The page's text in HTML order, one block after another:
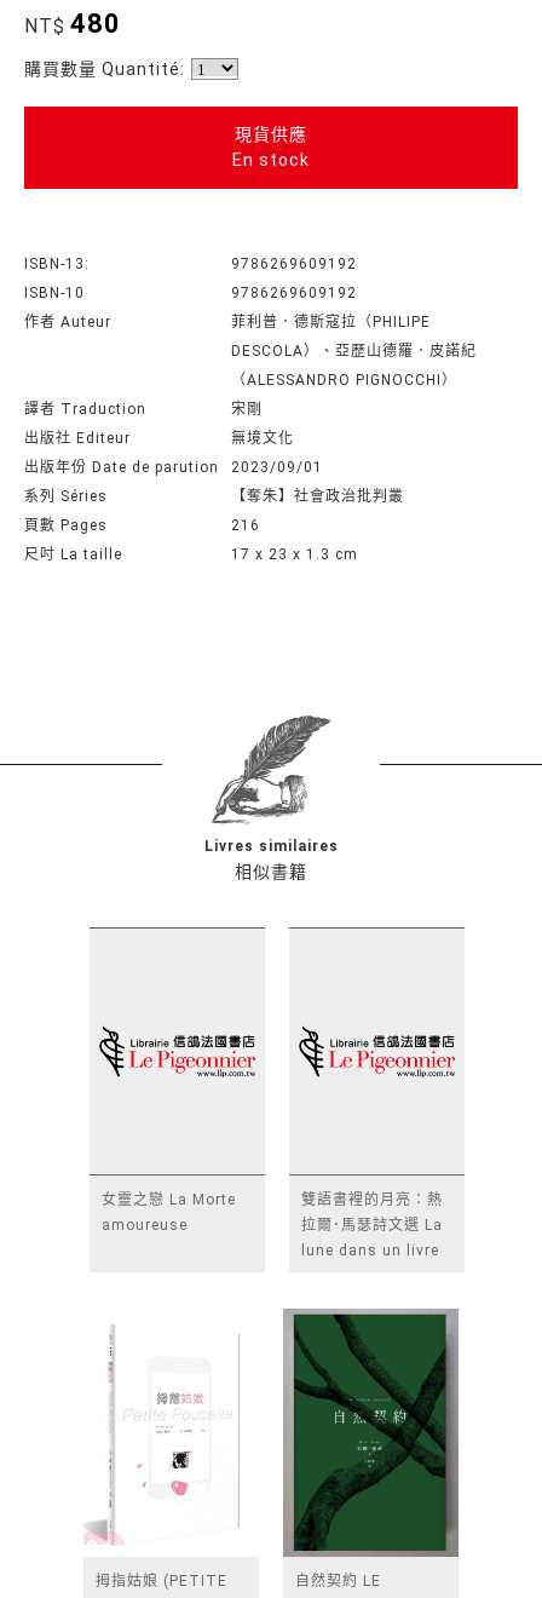
NT$ 480
購買數量 Quantité:
現貨供應
En stock
ISBN-13:
9786269609192
ISBN-10
9786269609192
作者 Auteur
菲利普．德斯寇拉（PHILIPE
DESCOLA）、亞歷山德羅．皮諾紀
（ALESSANDRO PIGNOCCHI）
譯者 Traduction
宋剛
出版社 Editeur
無境文化
出版年份 Date de parution
2023/09/01
系列 Séries
【奪朱】社會政治批判叢
頁數 Pages
216
尺吋 La taille
17 x 23 x 1.3 cm
相似書籍
Livres similaires
女靈之戀 La Morte
amoureuse
雙語書裡的月亮：熱
拉爾･馬瑟詩文選 La
lune dans un livre
拇指姑娘 (PETITE 自然契約 LE